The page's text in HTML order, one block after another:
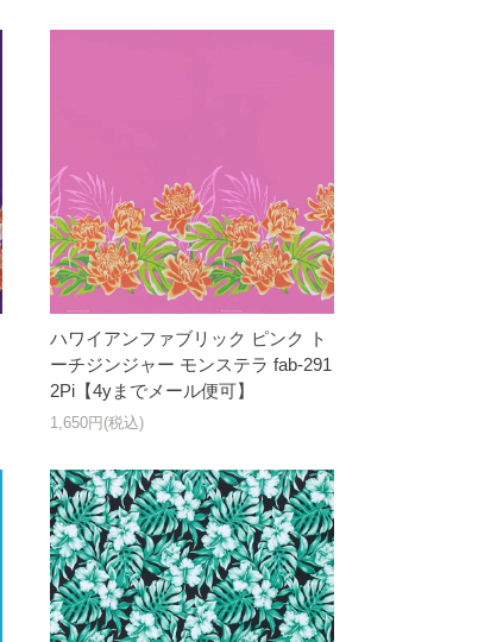
ハワイアンファブリック ピンク ト
ーチジンジャー モンステラ fab-291
2Pi【4yまでメール便可】
1,650円(税込)